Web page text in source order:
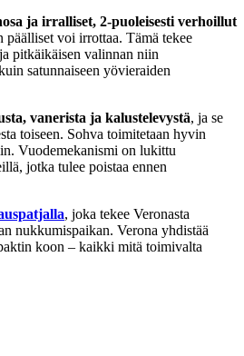
ja irralliset, 2-puoleisesti verhoillut
päälliset voi irrottaa. Tämä tekee
pitkäikäisen valinnan niin
satunnaiseen yövieraiden
vanerista ja kalustelevystä, ja se
toiseen. Sohva toimitetaan hyvin
Vuodemekanismi on lukittu
jotka tulee poistaa ennen
, joka tekee Veronasta
nukkumispaikan. Verona yhdistää
koon – kaikki mitä toimivalta